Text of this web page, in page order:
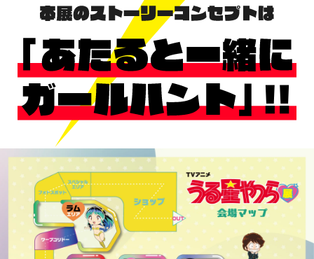
最新情報
NEWS
開催概要
ABOUT
作品紹介
MESSAGE
チケット情報
TICKET
見どころ
PICKUP
グッズ情報
公式サポーター
OFFICIAL
SUPPORTER